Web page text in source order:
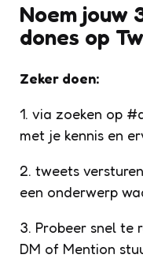
Noem jouw
dones op
Zeker doen:
1. via zoeken op
met je kennis en
2. tweets
een onderwerp
3. Probeer snel te
DM of Mention